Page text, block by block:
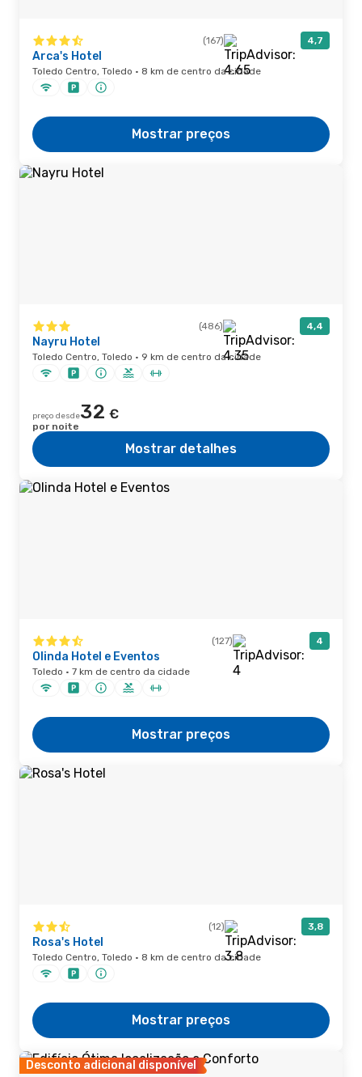
(167) 4,7
Arca's Hotel
Toledo Centro, Toledo · 8 km de centro da cidade
Mostrar preços
(486) 4,4
Nayru Hotel
Toledo Centro, Toledo · 9 km de centro da cidade
preço desde32 €
por noite
Mostrar detalhes
(127) 4
Olinda Hotel e Eventos
Toledo · 7 km de centro da cidade
Mostrar preços
(12) 3,8
Rosa's Hotel
Toledo Centro, Toledo · 8 km de centro da cidade
Mostrar preços
Desconto adicional disponível